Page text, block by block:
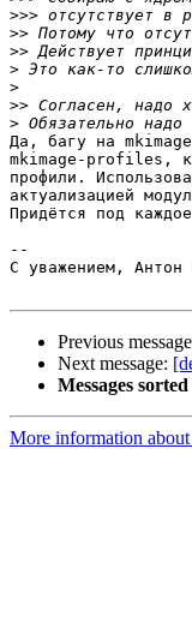
>>>
>>
>>
>
>
>>
>
Да, багу на
mkimage-profiles,
профили.
актуализацией
Придётся под
--
С уважением, Антон
Previous
Next message:
Messages
More information